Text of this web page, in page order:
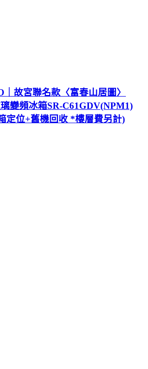
故宮聯名款〈富春山居圖〉
變頻冰箱SR-C61GDV(NPM1)
定位+舊機回收 *樓層費另計)